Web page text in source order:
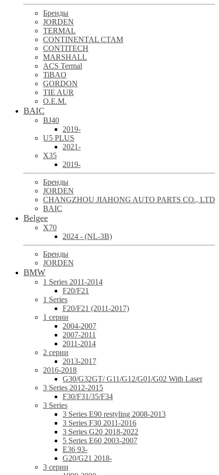
Бренды
JORDEN
TERMAL
CONTINENTAL CTAM
CONTITECH
MARSHALL
ACS Termal
TiBAO
GORDON
TIE AUR
O.E.M.
BAIC
BJ40
2019-
U5 PLUS
2021-
X35
2019-
Бренды
JORDEN
CHANGZHOU JIAHONG AUTO PARTS CO., LTD
BAIC
Belgee
X70
2024 - (NL-3B)
Бренды
JORDEN
BMW
1 Series 2011-2014
F20/F21
1 Series
F20/F21 (2011-2017)
1 серии
2004-2007
2007-2011
2011-2014
2 серии
2013-2017
2016-2018
G30/G32GT/ G11/G12/G01/G02 With Laser
3 Series 2012-2015
F30/F31/35/F34
3 Series
3 Series E90 restyling 2008-2013
3 Series F30 2011-2016
3 Series G20 2018-2022
5 Series E60 2003-2007
E36 93-
G20/G21 2018-
3 серии